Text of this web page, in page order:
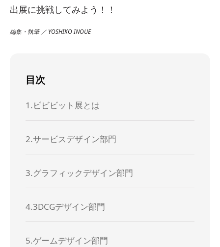
出展に挑戦してみよう！！
編集・執筆 ／ YOSHIKO INOUE
目次
1.ビビビット展とは
2.サービスデザイン部門
3.グラフィックデザイン部門
4.3DCGデザイン部門
5.ゲームデザイン部門